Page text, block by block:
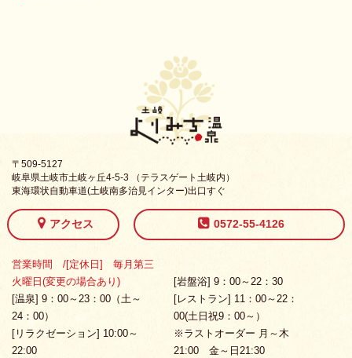
〒509-5127
岐阜県土岐市土岐ヶ丘4-5-3 （テラスゲート土岐内）
東海環状自動車道(土岐南多治見インター)出口すぐ
アクセス 0572-55-4126
営業時間 /[定休日] 毎月第三
火曜日(変更の場合あり)
[温泉] 9：00～23：00（土～
24：00）
[リラクゼーション] 10:00～
22:00
[岩盤浴] 9：00～22：30
[レストラン] 11：00～22：
00(土日祝9：00～）
※ラストオーダー 月～木
21:00 金～日21:30